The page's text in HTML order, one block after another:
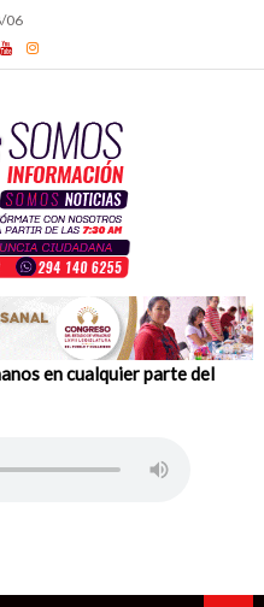
06
en cualquier parte del